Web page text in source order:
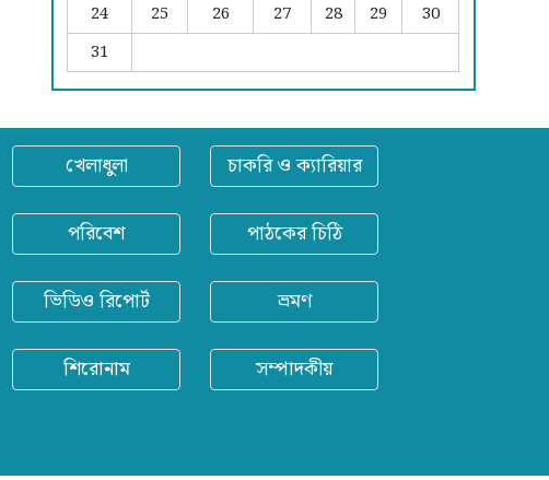
24
25 26 27 28 29
30
31
খেলাধুলা চাকরি ও ক্যারিয়ার
পরিবেশ পাঠকের চিঠি
ভিডিও রিপোর্ট ভ্রমণ
শিরোনাম সম্পাদকীয়